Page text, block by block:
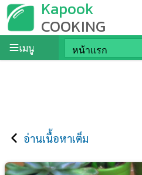
Kapook
COOKING
เมนู
อ่านเนื้อหาเต็ม